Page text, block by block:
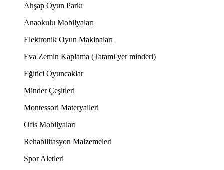
Ahşap Oyun Parkı
Anaokulu Mobilyaları
Elektronik Oyun Makinaları
Eva Zemin Kaplama (Tatami yer minderi)
Eğitici Oyuncaklar
Minder Çeşitleri
Montessori Materyalleri
Ofis Mobilyaları
Rehabilitasyon Malzemeleri
Spor Aletleri